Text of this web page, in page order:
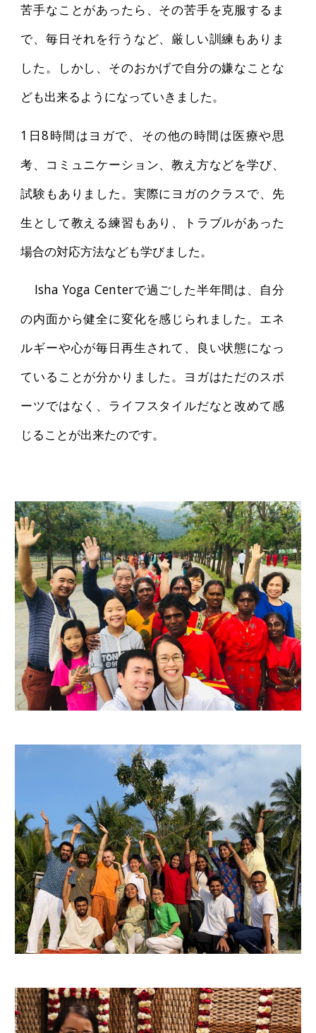
苦手なことがあったら、その苦手を克服するま
で、毎日それを行うなど、厳しい訓練もありま
した。しかし、そのおかげで自分の嫌なことな
ども出来るようになっていきました。
1日8時間はヨガで、その他の時間は医療や思
考、コミュニケーション、教え方などを学び、
試験もありました。実際にヨガのクラスで、先
生として教える練習もあり、トラブルがあった
場合の対応方法なども学びました。
Isha Yoga Centerで過ごした半年間は、自分
の内面から健全に変化を感じられました。エネ
ルギーや心が毎日再生されて、良い状態になっ
ていることが分かりました。ヨガはただのスポ
ーツではなく、ライフスタイルだなと改めて感
じることが出来たのです。